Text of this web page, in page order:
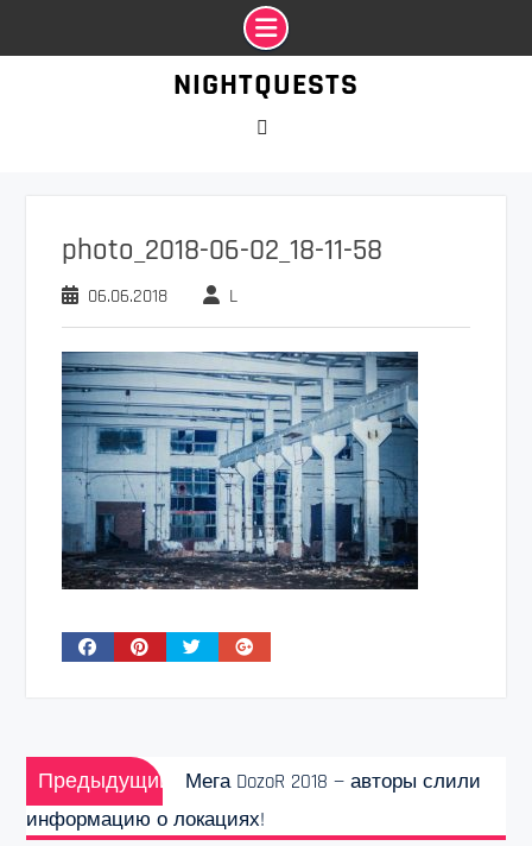
NIGHTQUESTS
photo_2018-06-02_18-11-58
06.06.2018 L
Навигация
по
записям
Предыдущий
Предыдущая
запись:
Мега DozoR 2018 — авторы слили
информацию о локациях!